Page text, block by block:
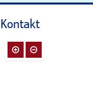
Kontakt